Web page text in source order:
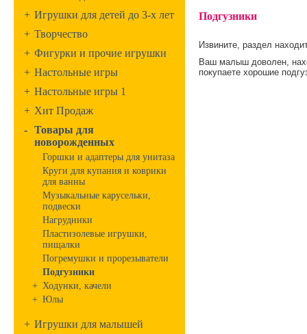
+ Игрушки для детей до 3-х лет
+ Творчество
+ Фигурки и прочие игрушки
+ Настольные игры
+ Настольные игры 1
+ Хит Продаж
- Товары для
новорожденных
Горшки и адаптеры для унитаза
Круги для купания и коврики
для ванны
Музыкальные карусельки,
подвески
Нагрудники
Пластизолевые игрушки,
пищалки
Погремушки и прорезыватели
Подгузники
+ Ходунки, качели
+ Юлы
+ Игрушки для малышей
Подгузники
Извините, раздел
Ваш малыш доволен,
покупаете хорошие